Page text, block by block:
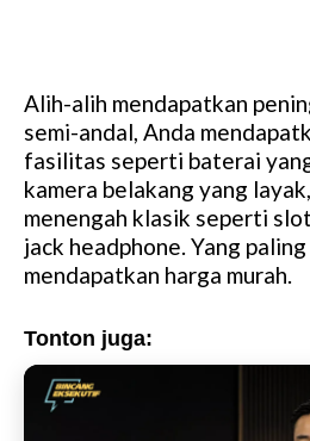
Alih-alih mendapatkan
semi-andal, Anda
fasilitas seperti baterai
kamera belakang yang
menengah klasik seperti
jack headphone. Yang
mendapatkan harga murah.
Tonton juga: